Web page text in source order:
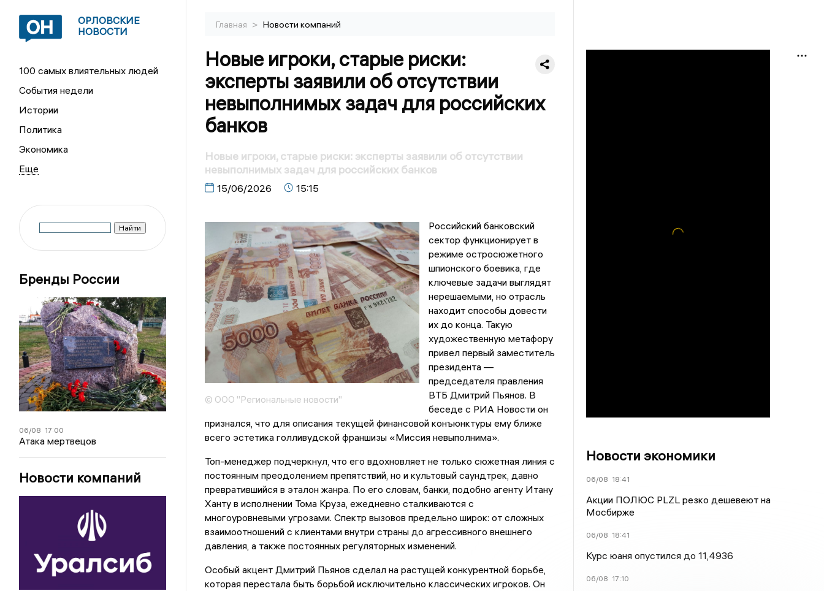
ОРЛОВСКИЕ
НОВОСТИ
100 самых влиятельных людей
События недели
Истории
Политика
Экономика
Бренды России
06/08 17:00
Атака мертвецов
Новости компаний
Главная > Новости компаний
Новые игроки, старые риски:
эксперты заявили об отсутствии
невыполнимых задач для российских
банков
Новые игроки, старые риски: эксперты заявили об отсутствии
невыполнимых задач для российских банков
15/06/2026 15:15
© ООО "Региональные новости"
Российский банковский
сектор функционирует в
режиме остросюжетного
шпионского боевика, где
ключевые задачи выглядят
нерешаемыми, но отрасль
находит способы довести
их до конца. Такую
художественную метафору
привел первый заместитель
президента —
председателя правления
ВТБ Дмитрий Пьянов. В
беседе с РИА Новости он
признался, что для описания текущей финансовой конъюнктуры ему ближе
всего эстетика голливудской франшизы «Миссия невыполнима».
Топ-менеджер подчеркнул, что его вдохновляет не только сюжетная линия с
постоянным преодолением препятствий, но и культовый саундтрек, давно
превратившийся в эталон жанра. По его словам, банки, подобно агенту Итану
Ханту в исполнении Тома Круза, ежедневно сталкиваются с
многоуровневыми угрозами. Спектр вызовов предельно широк: от сложных
взаимоотношений с клиентами внутри страны до агрессивного внешнего
давления, а также постоянных регуляторных изменений.
Особый акцент Дмитрий Пьянов сделал на растущей конкурентной борьбе,
которая перестала быть борьбой исключительно классических игроков. Он
Новости экономики
06/08 18:41
Акции ПОЛЮС PLZL резко дешевеют на
Мосбирже
06/08 18:41
Курс юаня опустился до 11,4936
06/08 17:10